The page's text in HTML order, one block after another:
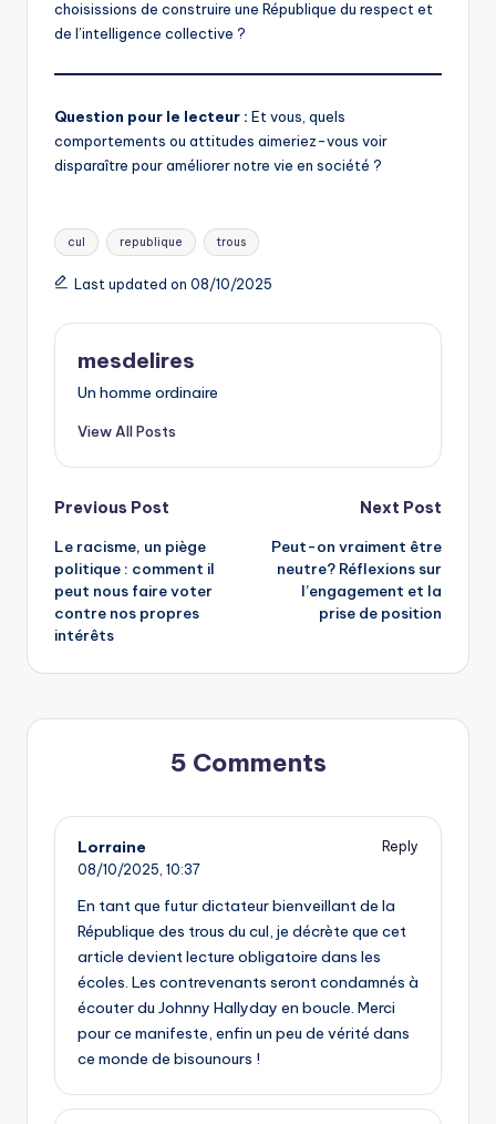
choisissions de construire une République du respect et
de l’intelligence collective ?
Question pour le lecteur : Et vous, quels
comportements ou attitudes aimeriez-vous voir
disparaître pour améliorer notre vie en société ?
Tags:
cul republique trous
Last updated on 08/10/2025
mesdelires
Un homme ordinaire
View All Posts
Post
navigation
Previous Post
Le racisme, un piège
politique : comment il
peut nous faire voter
contre nos propres
intérêts
Next Post
Peut-on vraiment être
neutre? Réflexions sur
l’engagement et la
prise de position
5 Comments
Lorraine
Reply
08/10/2025, 10:37
En tant que futur dictateur bienveillant de la
République des trous du cul, je décrète que cet
article devient lecture obligatoire dans les
écoles. Les contrevenants seront condamnés à
écouter du Johnny Hallyday en boucle. Merci
pour ce manifeste, enfin un peu de vérité dans
ce monde de bisounours !